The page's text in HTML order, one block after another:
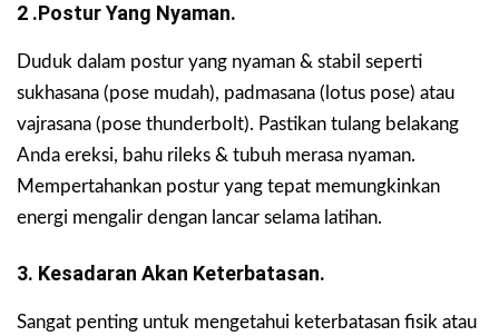
2 .Postur Yang Nyaman.
Duduk dalam postur yang nyaman & stabil seperti
sukhasana (pose mudah), padmasana (lotus pose) atau
vajrasana (pose thunderbolt). Pastikan tulang belakang
Anda ereksi, bahu rileks & tubuh merasa nyaman.
Mempertahankan postur yang tepat memungkinkan
energi mengalir dengan lancar selama latihan.
3. Kesadaran Akan Keterbatasan.
Sangat penting untuk mengetahui keterbatasan fisik atau